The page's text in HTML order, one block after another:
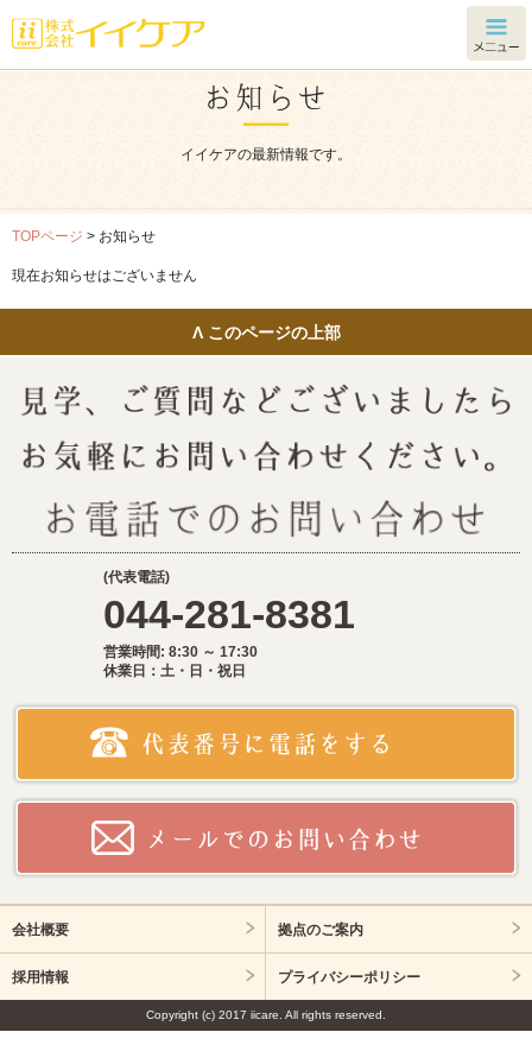
イイケアの最新情報です。
TOPページ > お知らせ
現在お知らせはございません
Λ このページの上部
(代表電話)
044-281-8381
営業時間: 8:30 ～ 17:30
休業日：土・日・祝日
会社概要 拠点のご案内
採用情報 プライバシーポリシー
Copyright (c) 2017 iicare. All rights reserved.